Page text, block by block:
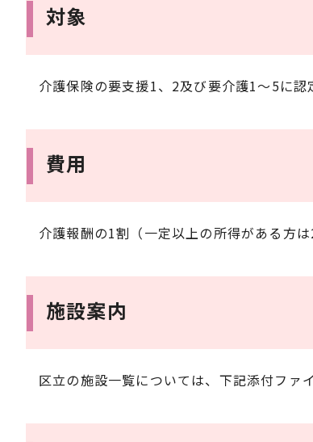
対象
介護保険の要支援1、2及び要介護1～5に認
費用
介護報酬の1割（一定以上の所得がある方
施設案内
区立の施設一覧については、下記添付ファ